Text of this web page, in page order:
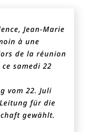
Jean-Marie
à une
de la réunion
samedi 22
vom 22. Juli
für die
gewählt.